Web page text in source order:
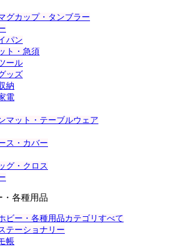
グカップ・タンブラー
パン
ト・急須
ール
ッズ
納
電
マット・テーブルウェア
ス・カバー
グ・クロス
・各種用品
ビー・各種用品カテゴリすべて
テーショナリー
帳